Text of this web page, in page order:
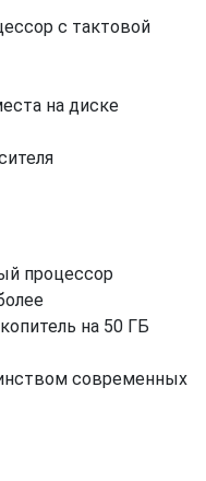
с тактовой
на диске
процессор
на 50 ГБ
современных